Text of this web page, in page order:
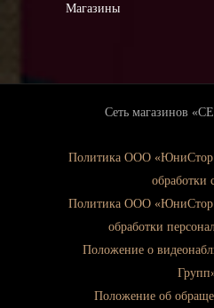
Магазины
Сеть магазинов
Политика ООО «ЮниСтор
обработки
Политика ООО «ЮниСтор
обработки
Положение о
Положение об